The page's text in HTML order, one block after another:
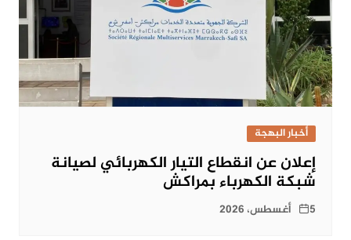
أخبار البهجة
إعلان عن انقطاع التيار الكهربائي لصيانة
شبكة الكهرباء بمراكش
5 أغسطس، 2026